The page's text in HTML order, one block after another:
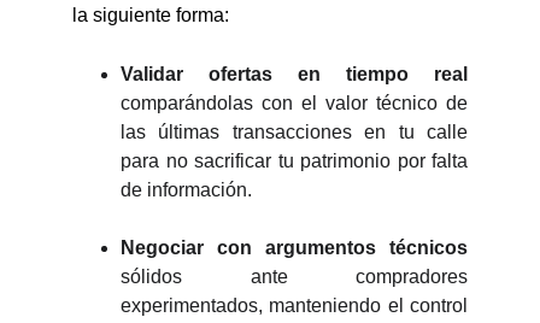
la siguiente forma:
Validar ofertas en tiempo real
comparándolas con el valor técnico de
las últimas transacciones en tu calle
para no sacrificar tu patrimonio por falta
de información.
Negociar con argumentos técnicos
sólidos ante compradores
experimentados, manteniendo el control